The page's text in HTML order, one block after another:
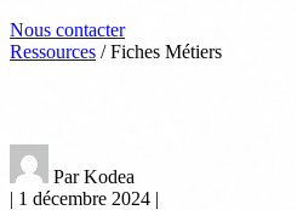
Nous contacter
Ressources / Fiches Métiers
Par Kodea
| 1 décembre 2024 |